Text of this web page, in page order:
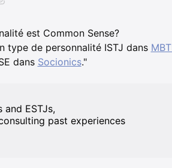
est Common Sense?
type de personnalité ISTJ dans
dans Socionics."
and ESTJs,
past experiences